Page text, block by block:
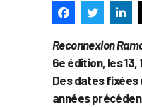
Reconnexion
6e édition, les 13,
Des dates fixées
années